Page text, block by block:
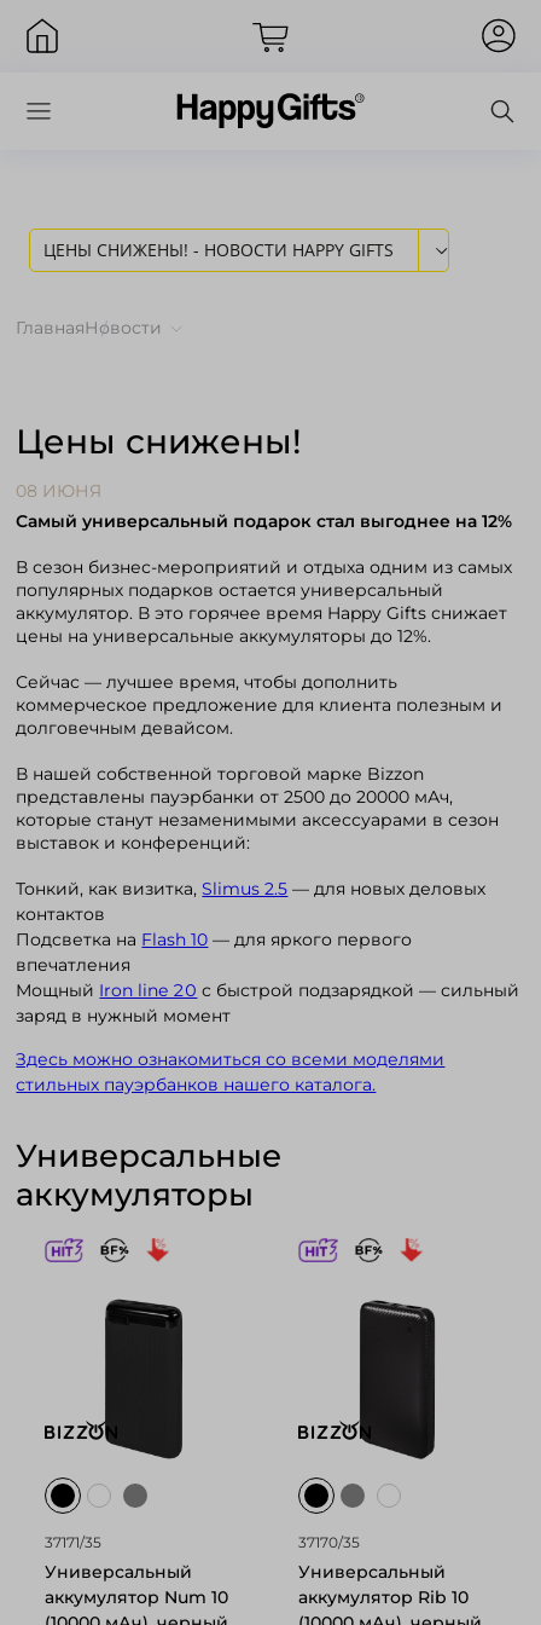
ЦЕНЫ СНИЖЕНЫ! - НОВОСТИ HAPPY GIFTS
ГлавнаяНовости
Цены снижены!
08 ИЮНЯ
Самый универсальный подарок стал выгоднее на 12%
В сезон бизнес-мероприятий и отдыха одним из самых
популярных подарков остается универсальный
аккумулятор. В это горячее время Happy Gifts снижает
цены на универсальные аккумуляторы до 12%.
Сейчас — лучшее время, чтобы дополнить
коммерческое предложение для клиента полезным и
долговечным девайсом.
В нашей собственной торговой марке Bizzon
представлены пауэрбанки от 2500 до 20000 мАч,
которые станут незаменимыми аксессуарами в сезон
выставок и конференций:
Тонкий, как визитка,Slimus 2.5 — для новых деловых
контактов
Подсветка на Flash 10 — для яркого первого
впечатления
Мощный Iron line 20 с быстрой подзарядкой — сильный
заряд в нужный момент
Здесь можно ознакомиться со всеми моделями
стильных пауэрбанков нашего каталога.
Универсальные
аккумуляторы
37171/35
Универсальный
аккумулятор Num 10
37170/35
Универсальный
аккумулятор Rib 10
Вход
Запомнить меня Забыли пароль?
Войти в кабинет
Зарегистрироваться